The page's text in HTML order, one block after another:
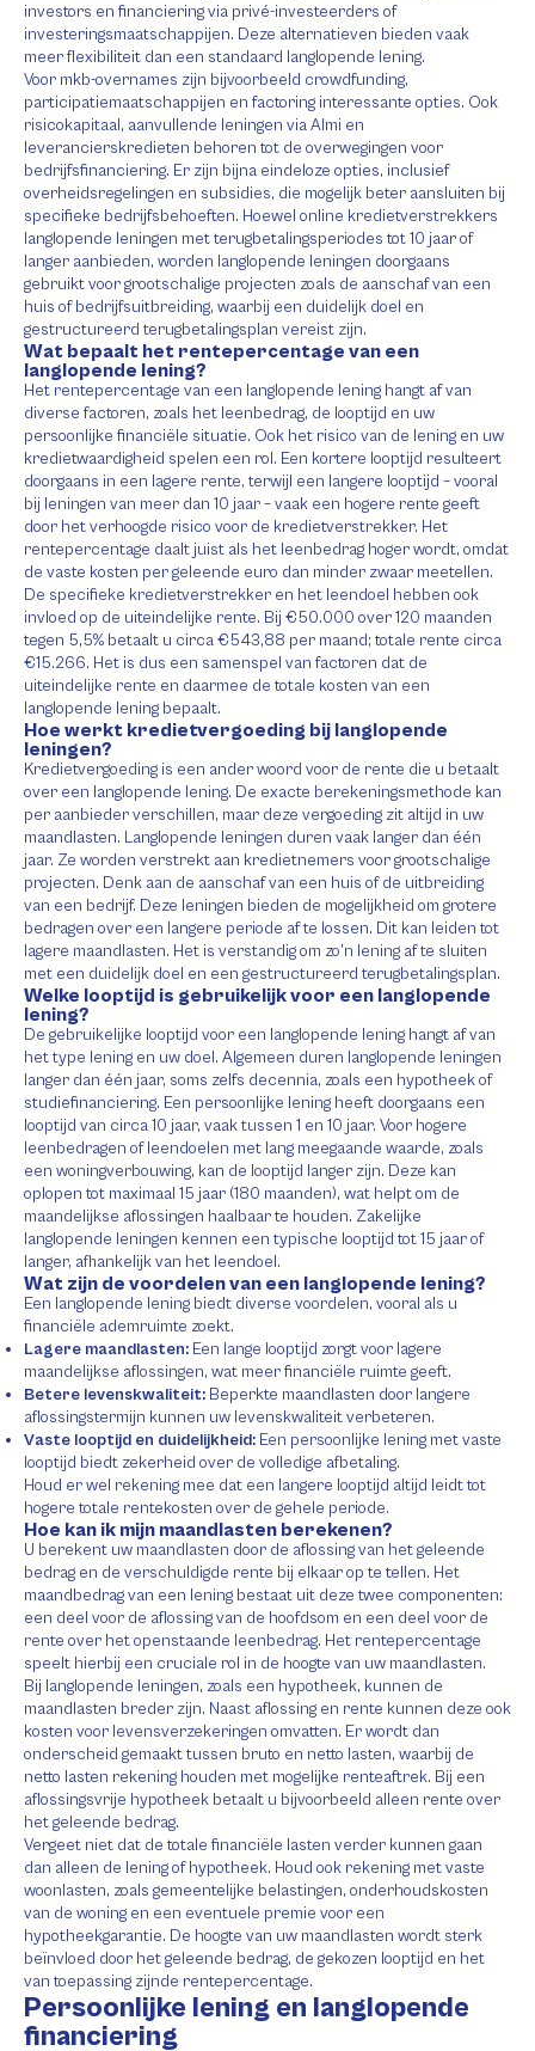
investors en financiering via privé-investeerders of
investeringsmaatschappijen. Deze alternatieven bieden vaak
meer flexibiliteit dan een standaard langlopende lening.
Voor mkb-overnames zijn bijvoorbeeld crowdfunding,
participatiemaatschappijen en factoring interessante opties. Ook
risicokapitaal, aanvullende leningen via Almi en
leverancierskredieten behoren tot de overwegingen voor
bedrijfsfinanciering. Er zijn bijna eindeloze opties, inclusief
overheidsregelingen en subsidies, die mogelijk beter aansluiten bij
specifieke bedrijfsbehoeften. Hoewel online kredietverstrekkers
langlopende leningen met terugbetalingsperiodes tot 10 jaar of
langer aanbieden, worden langlopende leningen doorgaans
gebruikt voor grootschalige projecten zoals de aanschaf van een
huis of bedrijfsuitbreiding, waarbij een duidelijk doel en
gestructureerd terugbetalingsplan vereist zijn.
Wat bepaalt het rentepercentage van een
langlopende lening?
Het rentepercentage van een langlopende lening hangt af van
diverse factoren, zoals het leenbedrag, de looptijd en uw
persoonlijke financiële situatie. Ook het risico van de lening en uw
kredietwaardigheid spelen een rol. Een kortere looptijd resulteert
doorgaans in een lagere rente, terwijl een langere looptijd – vooral
bij leningen van meer dan 10 jaar – vaak een hogere rente geeft
door het verhoogde risico voor de kredietverstrekker. Het
rentepercentage daalt juist als het leenbedrag hoger wordt, omdat
de vaste kosten per geleende euro dan minder zwaar meetellen.
De specifieke kredietverstrekker en het leendoel hebben ook
invloed op de uiteindelijke rente. Bij €50.000 over 120 maanden
tegen 5,5% betaalt u circa €543,88 per maand; totale rente circa
€15.266. Het is dus een samenspel van factoren dat de
uiteindelijke rente en daarmee de totale kosten van een
langlopende lening bepaalt.
Hoe werkt kredietvergoeding bij langlopende
leningen?
Kredietvergoeding is een ander woord voor de rente die u betaalt
over een langlopende lening. De exacte berekeningsmethode kan
per aanbieder verschillen, maar deze vergoeding zit altijd in uw
maandlasten. Langlopende leningen duren vaak langer dan één
jaar. Ze worden verstrekt aan kredietnemers voor grootschalige
projecten. Denk aan de aanschaf van een huis of de uitbreiding
van een bedrijf. Deze leningen bieden de mogelijkheid om grotere
bedragen over een langere periode af te lossen. Dit kan leiden tot
lagere maandlasten. Het is verstandig om zo’n lening af te sluiten
met een duidelijk doel en een gestructureerd terugbetalingsplan.
Welke looptijd is gebruikelijk voor een langlopende
lening?
De gebruikelijke looptijd voor een langlopende lening hangt af van
het type lening en uw doel. Algemeen duren langlopende leningen
langer dan één jaar, soms zelfs decennia, zoals een hypotheek of
studiefinanciering. Een persoonlijke lening heeft doorgaans een
looptijd van circa 10 jaar, vaak tussen 1 en 10 jaar. Voor hogere
leenbedragen of leendoelen met lang meegaande waarde, zoals
een woningverbouwing, kan de looptijd langer zijn. Deze kan
oplopen tot maximaal 15 jaar (180 maanden), wat helpt om de
maandelijkse aflossingen haalbaar te houden. Zakelijke
langlopende leningen kennen een typische looptijd tot 15 jaar of
langer, afhankelijk van het leendoel.
Wat zijn de voordelen van een langlopende lening?
Een langlopende lening biedt diverse voordelen, vooral als u
financiële ademruimte zoekt.
Lagere maandlasten: Een lange looptijd zorgt voor lagere
maandelijkse aflossingen, wat meer financiële ruimte geeft.
Betere levenskwaliteit: Beperkte maandlasten door langere
aflossingstermijn kunnen uw levenskwaliteit verbeteren.
Vaste looptijd en duidelijkheid: Een persoonlijke lening met vaste
looptijd biedt zekerheid over de volledige afbetaling.
Houd er wel rekening mee dat een langere looptijd altijd leidt tot
hogere totale rentekosten over de gehele periode.
Hoe kan ik mijn maandlasten berekenen?
U berekent uw maandlasten door de aflossing van het geleende
bedrag en de verschuldigde rente bij elkaar op te tellen. Het
maandbedrag van een lening bestaat uit deze twee componenten:
een deel voor de aflossing van de hoofdsom en een deel voor de
rente over het openstaande leenbedrag. Het rentepercentage
speelt hierbij een cruciale rol in de hoogte van uw maandlasten.
Bij langlopende leningen, zoals een hypotheek, kunnen de
maandlasten breder zijn. Naast aflossing en rente kunnen deze ook
kosten voor levensverzekeringen omvatten. Er wordt dan
onderscheid gemaakt tussen bruto en netto lasten, waarbij de
netto lasten rekening houden met mogelijke renteaftrek. Bij een
aflossingsvrije hypotheek betaalt u bijvoorbeeld alleen rente over
het geleende bedrag.
Vergeet niet dat de totale financiële lasten verder kunnen gaan
dan alleen de lening of hypotheek. Houd ook rekening met vaste
woonlasten, zoals gemeentelijke belastingen, onderhoudskosten
van de woning en een eventuele premie voor een
hypotheekgarantie. De hoogte van uw maandlasten wordt sterk
beïnvloed door het geleende bedrag, de gekozen looptijd en het
van toepassing zijnde rentepercentage.
Persoonlijke lening en langlopende
financiering